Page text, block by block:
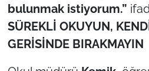
bulunmak istiyorum.”
SÜREKLİ OKUYUN,
GERİSİNDE BIRAKMAYIN